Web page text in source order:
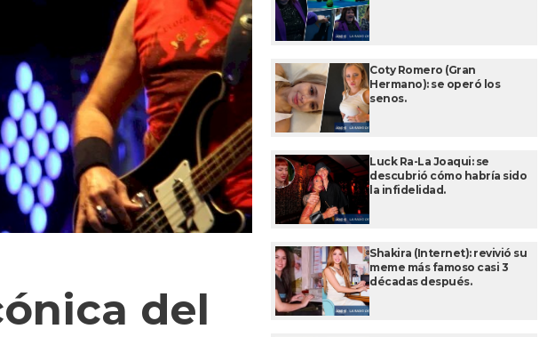
del
Coty Romero (Gran
Hermano): se operó los
senos.
Luck Ra-La Joaqui: se
descubrió cómo habría sido
la infidelidad.
Shakira (Internet): revivió su
meme más famoso casi 3
décadas después.